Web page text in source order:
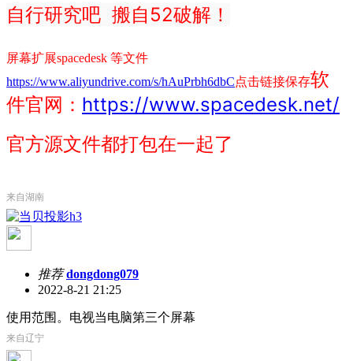
自行研究吧 搬自52破解！
屏幕扩展spacedesk 等文件
https://www.aliyundrive.com/s/hAuPrbh6dbC点击链接保存软
件官网： https://www.spacedesk.net/
官方源文件都打包在一起了
来自湖南
推荐dongdong079
2022-8-21 21:25
使用范围。电视当电脑第三个屏幕
来自辽宁